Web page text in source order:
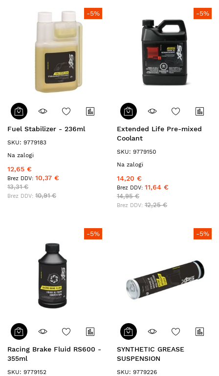
-5%
Fuel Stabilizer - 236ml
SKU: 9779183
Na zalogi
12,65 €
10,37 €
13,31 €
10,91 €
-5%
Extended Life Pre-mixed
Coolant
SKU: 9779150
Na zalogi
14,20 €
11,64 €
14,95 €
12,25 €
-5%
Racing Brake Fluid RS600 -
355ml
SKU: 9779152
-5%
SYNTHETIC GREASE
SUSPENSION
SKU: 9779226